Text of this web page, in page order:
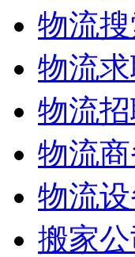
物流
物流
物流
物流
物流
搬家公